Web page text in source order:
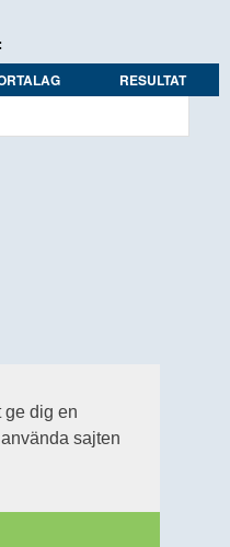
ge dig en
sajten
RESULTAT